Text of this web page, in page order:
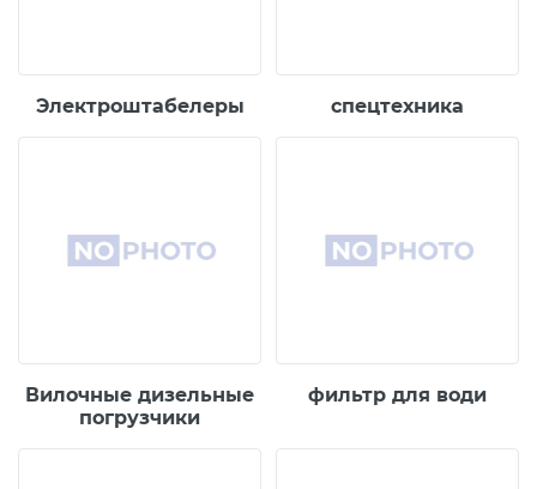
Электроштабелеры спецтехника
Вилочные дизельные
погрузчики
фильтр для води